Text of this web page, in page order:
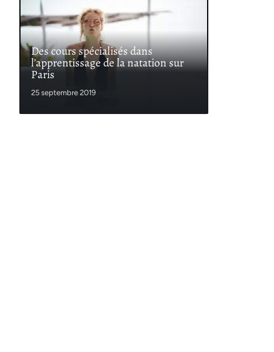
Des cours spécialisés dans
l’apprentissage de la natation sur
Paris
25 septembre 2019